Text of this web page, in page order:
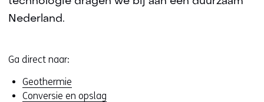
Nederland.
Ga direct naar:
Geothermie
Conversie en opslag